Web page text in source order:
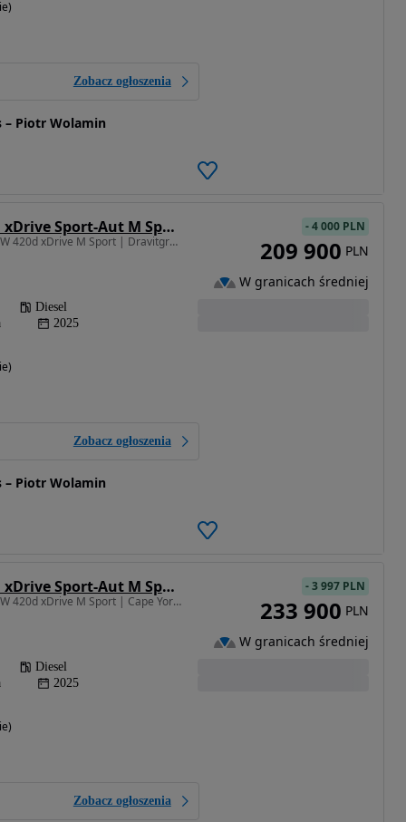
Zobacz ogłoszenia
– Piotr Wolamin
BMW Seria 4 420d xDrive Sport-Aut M Sport
1995 cm3 • 190 KM • BMW 420d xDrive M Sport | Dravitgrau | 360° | Webasto | VAT 23% |
Diesel
2025
Zobacz ogłoszenia
– Piotr Wolamin
-4 000 PLN
209 900 PLN
W granicach średniej
BMW Seria 4 420d xDrive Sport-Aut M Sport
1995 cm3 • 190 KM • BMW 420d xDrive M Sport | Cape York Green | 360° | Webasto | VAT 23% |
Diesel
2025
Zobacz ogłoszenia
-3 997 PLN
233 900 PLN
W granicach średniej